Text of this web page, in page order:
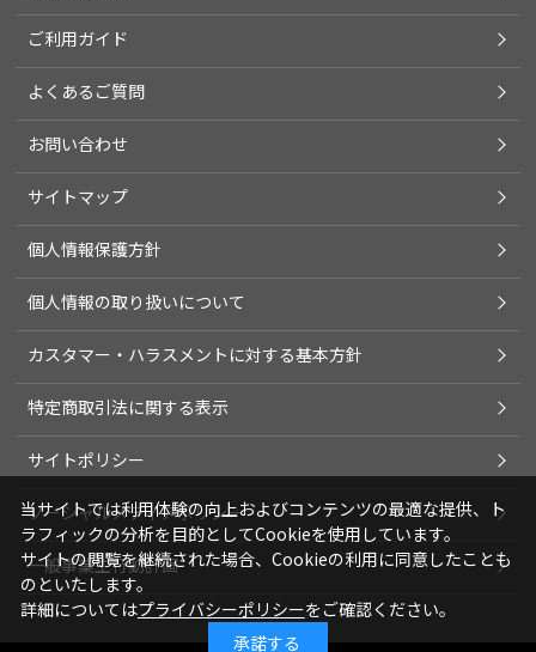
ご利用ガイド
よくあるご質問
お問い合わせ
サイトマップ
個人情報保護方針
個人情報の取り扱いについて
カスタマー・ハラスメントに対する基本方針
特定商取引法に関する表示
サイトポリシー
ソーシャルメディアポリシー
一般事業主行動計画
当サイトでは利用体験の向上およびコンテンツの最適な提供、ト
ラフィックの分析を目的としてCookieを使用しています。
サイトの閲覧を継続された場合、Cookieの利用に同意したことも
のといたします。
詳細についてはプライバシーポリシーをご確認ください。
承諾する